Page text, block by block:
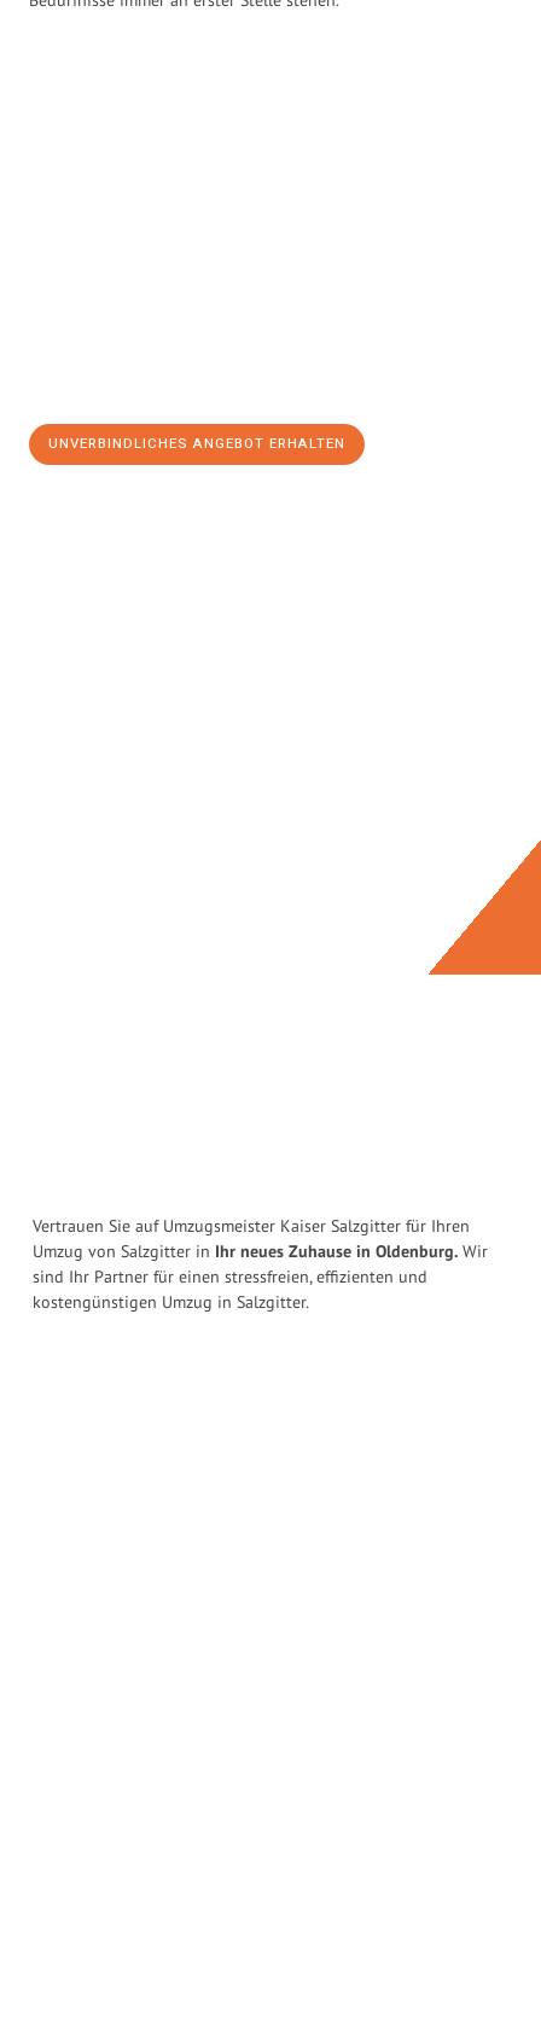
UNVERBINDLICHES ANGEBOT ERHALTEN
Vertrauen Sie auf Umzugsmeister Kaiser Salzgitter für Ihren
Umzug von Salzgitter in Ihr neues Zuhause in Oldenburg. Wir
sind Ihr Partner für einen stressfreien, effizienten und
kostengünstigen Umzug in Salzgitter.